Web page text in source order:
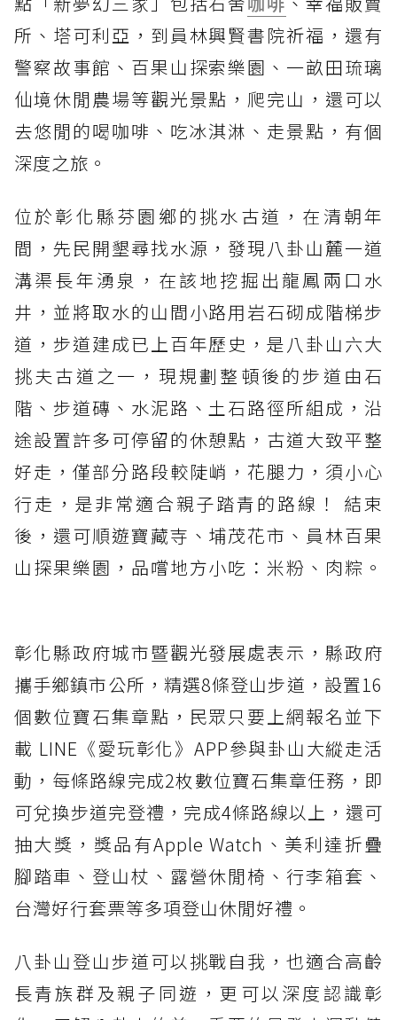
所、塔可利亞，到員林興賢書院祈福，還有
警察故事館、百果山探索樂園、一畝田琉璃
仙境休閒農場等觀光景點，爬完山，還可以
去悠閒的喝咖啡、吃冰淇淋、走景點，有個
深度之旅。
位於彰化縣芬園鄉的挑水古道，在清朝年
間，先民開墾尋找水源，發現八卦山麓一道
溝渠長年湧泉，在該地挖掘出龍鳳兩口水
井，並將取水的山間小路用岩石砌成階梯步
道，步道建成已上百年歷史，是八卦山六大
挑夫古道之一，現規劃整頓後的步道由石
階、步道磚、水泥路、土石路徑所組成，沿
途設置許多可停留的休憩點，古道大致平整
好走，僅部分路段較陡峭，花腿力，須小心
行走，是非常適合親子踏青的路線！ 結束
後，還可順遊寶藏寺、埔茂花市、員林百果
山探果樂園，品嚐地方小吃：米粉、肉粽。
彰化縣政府城市暨觀光發展處表示，縣政府
攜手鄉鎮市公所，精選8條登山步道，設置16
個數位寶石集章點，民眾只要上網報名並下
載 LINE《愛玩彰化》APP參與卦山大縱走活
動，每條路線完成2枚數位寶石集章任務，即
可兌換步道完登禮，完成4條路線以上，還可
抽大獎，獎品有Apple Watch、美利達折疊
腳踏車、登山杖、露營休閒椅、行李箱套、
台灣好行套票等多項登山休閒好禮。
八卦山登山步道可以挑戰自我，也適合高齡
長青族群及親子同遊，更可以深度認識彰